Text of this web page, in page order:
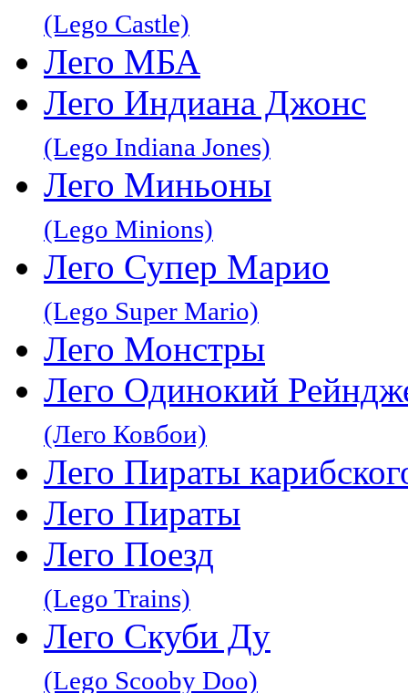
(Lego Castle)
Лего МБА
Лего Индиана Джонс
(Lego Indiana Jones)
Лего Миньоны
(Lego Minions)
Лего Супер Марио
(Lego Super Mario)
Лего Монстры
Лего Одинокий
(Лего Ковбои)
Лего Пираты
Лего Пираты
Лего Поезд
(Lego Trains)
Лего Скуби Ду
(Lego Scooby Doo)